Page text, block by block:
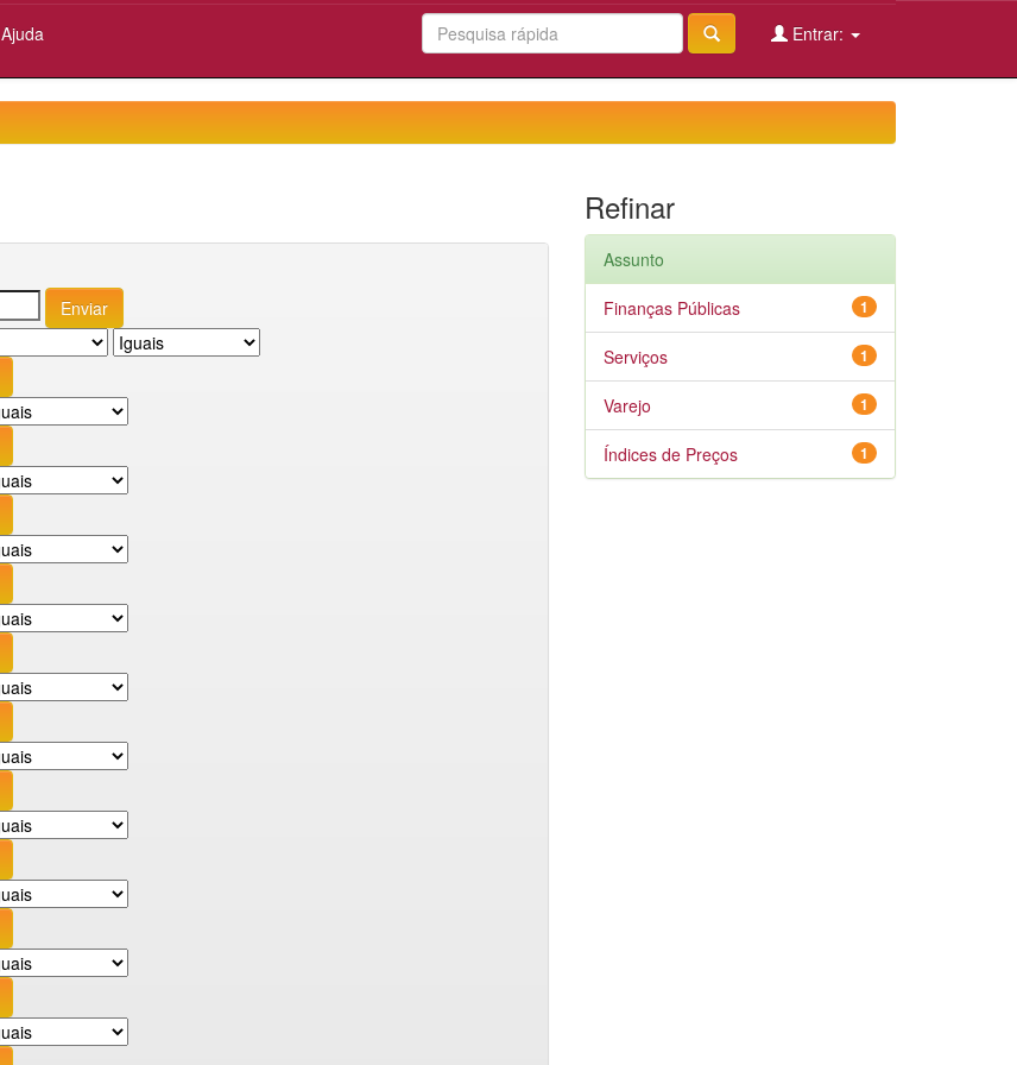
Ajuda Entrar:
Refinar
Assunto
1
Finanças Públicas
1
Serviços
1
Varejo
1
Índices de Preços